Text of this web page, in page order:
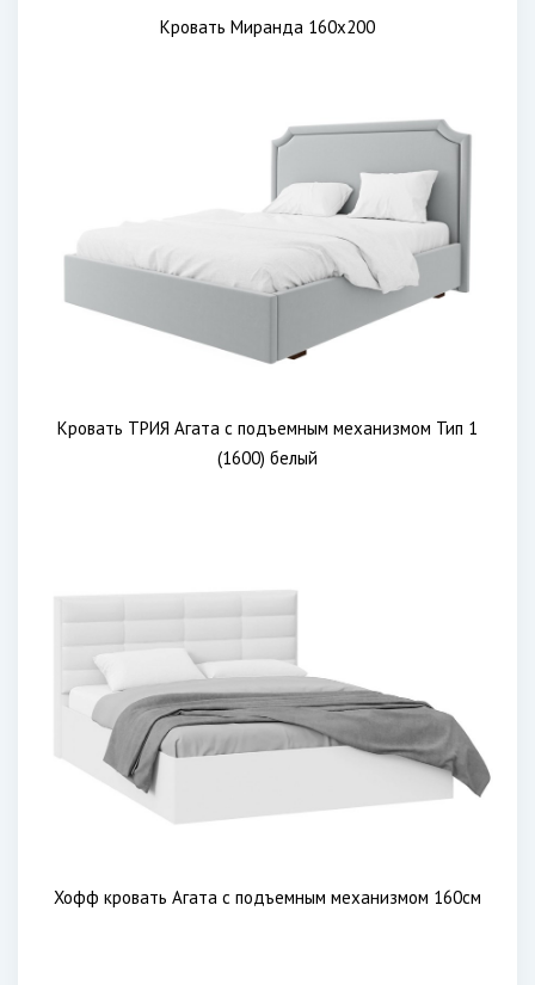
Кровать Миранда 160х200
Кровать ТРИЯ Агата с подъемным механизмом Тип 1
(1600) белый
Хофф кровать Агата с подъемным механизмом 160см